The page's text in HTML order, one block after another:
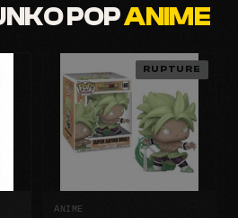
POPANIME
RUPTURE
ANIME